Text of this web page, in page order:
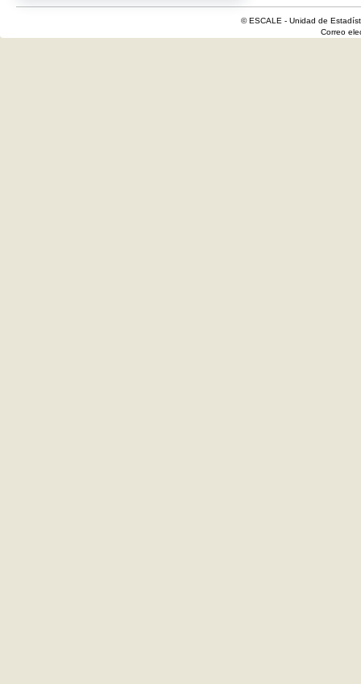
© ESCALE - Unidad de
Correo